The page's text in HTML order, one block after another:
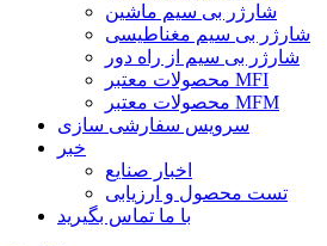
شارژر بی سیم ماشین
شارژر بی سیم مغناطیسی
شارژر بی سیم از راه دور
محصولات معتبر MFI
محصولات معتبر MFM
سرویس سفارشی سازی
خبر
اخبار صنایع
تست محصول و ارزیابی
با ما تماس بگیرید